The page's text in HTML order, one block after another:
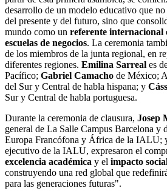
desarrollo de un modelo educativo que
del presente y del futuro, sino que
mundo como un referente internacional
escuelas de negocios. La ceremonia
de los miembros de la junta regional, en
diferentes regiones. Emilina Sarreal es
Pacífico; Gabriel Camacho de México;
del Sur y Central de habla hispana; y
Sur y Central de habla portuguesa.
Durante la ceremonia de clausura, Josep
general de La Salle Campus Barcelona y
Europa Francófona y África de la IALU;
ejecutivo de la IALU, expresaron el
excelencia académica y el impacto
construyendo una red global que
para las generaciones futuras".